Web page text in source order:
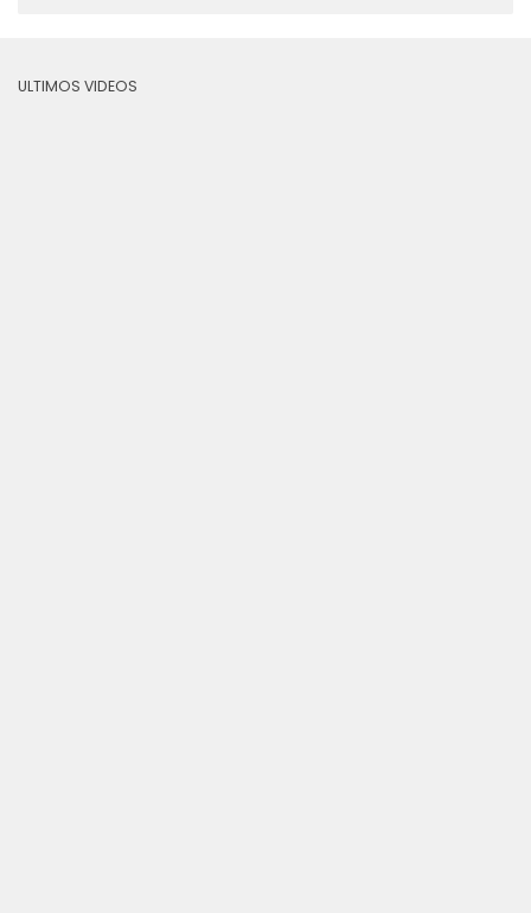
ULTIMOS VIDEOS